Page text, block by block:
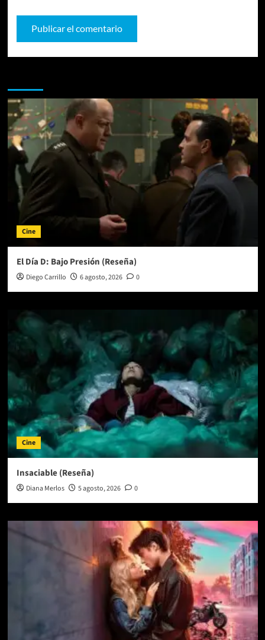
Cine
El Día D: Bajo Presión (Reseña)
Diego Carrillo 6 agosto, 2026 0
Cine
Insaciable (Reseña)
Diana Merlos 5 agosto, 2026 0